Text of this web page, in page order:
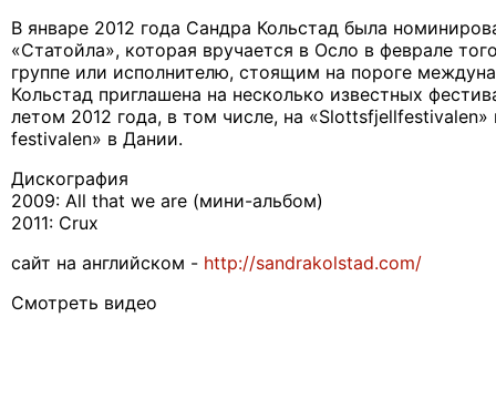
В январе 2012 года Сандра Кольстад была
«Статойла», которая вручается в Осло в феврале
группе или исполнителю, стоящим на пороге
Кольстад приглашена на несколько известных
летом 2012 года, в том числе, на «Slottsfjellfestivalen»
festivalen» в Дании.
Дискография
2009: All that we are (мини-альбом)
2011: Crux
сайт на английском - http://sandrakolstad.com/
Смотреть видео